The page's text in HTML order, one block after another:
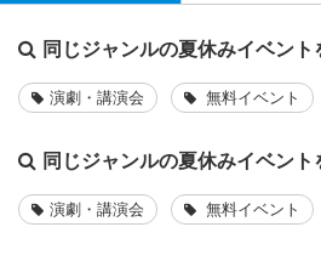
同じジャンルの夏休みイベント
演劇・講演会 無料イベント
同じジャンルの夏休みイベント
演劇・講演会 無料イベント